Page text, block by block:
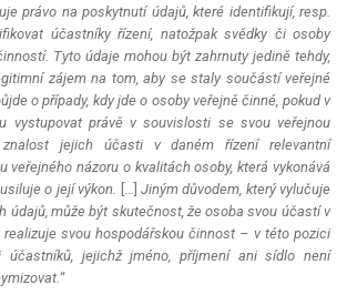
právo na poskytnutí údajů, které identifikují, resp.
účastníky řízení, natožpak svědky či osoby
Tyto údaje mohou být zahrnuty jedině tehdy,
zájem na tom, aby se staly součástí veřejné
o případy, kdy jde o osoby veřejně činné, pokud v
vystupovat právě v souvislosti se svou veřejnou
jejich účasti v daném řízení relevantní
veřejného názoru o kvalitách osoby, která vykonává
o její výkon. […] Jiným důvodem, který vylučuje
údajů, může být skutečnost, že osoba svou účastí v
svou hospodářskou činnost – v této pozici
účastníků, jejichž jméno, příjmení ani sídlo není
“